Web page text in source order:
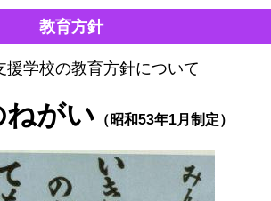
教育方針
援学校の教育方針について
がい （昭和53年1月制定）